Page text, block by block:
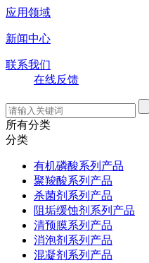
应用领域
新闻中心
联系我们
在线反馈
所有分类
分类
有机磷酸系列产品
聚羧酸系列产品
杀菌剂系列产品
阻垢缓蚀剂系列产品
清预膜系列产品
消泡剂系列产品
混凝剂系列产品